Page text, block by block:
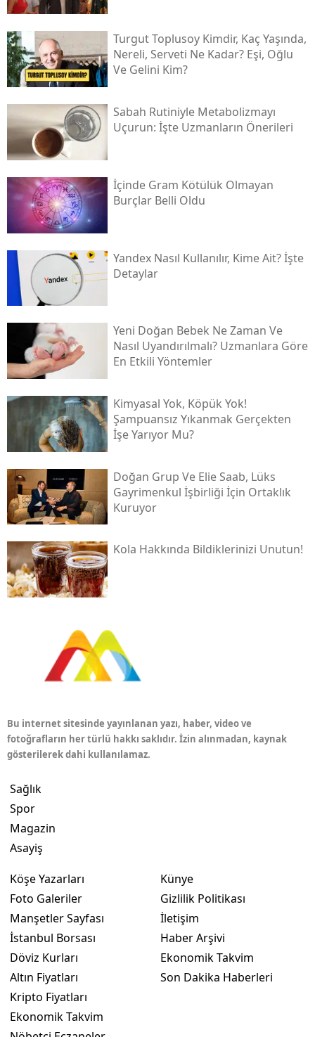
Turgut Toplusoy Kimdir, Kaç Yaşında,
Nereli, Serveti Ne Kadar? Eşi, Oğlu
Ve Gelini Kim?
Sabah Rutiniyle Metabolizmayı
Uçurun: İşte Uzmanların Önerileri
İçinde Gram Kötülük Olmayan
Burçlar Belli Oldu
Yandex Nasıl Kullanılır, Kime Ait? İşte
Detaylar
Yeni Doğan Bebek Ne Zaman Ve
Nasıl Uyandırılmalı? Uzmanlara Göre
En Etkili Yöntemler
Kimyasal Yok, Köpük Yok!
Şampuansız Yıkanmak Gerçekten
İşe Yarıyor Mu?
Doğan Grup Ve Elie Saab, Lüks
Gayrimenkul İşbirliği İçin Ortaklık
Kuruyor
Kola Hakkında Bildiklerinizi Unutun!
Bu internet sitesinde yayınlanan yazı, haber, video ve
fotoğrafların her türlü hakkı saklıdır. İzin alınmadan, kaynak
gösterilerek dahi kullanılamaz.
Sağlık
Spor
Magazin
Asayiş
Köşe Yazarları
Foto Galeriler
Manşetler Sayfası
İstanbul Borsası
Döviz Kurları
Altın Fiyatları
Kripto Fiyatları
Ekonomik Takvim
Künye
Gizlilik Politikası
İletişim
Haber Arşivi
Ekonomik Takvim
Son Dakika Haberleri